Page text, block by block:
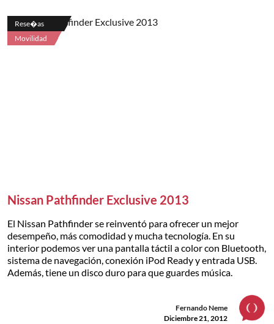
Rese�as
Movilidad
Nissan Pathfinder Exclusive 2013
El Nissan Pathfinder se reinventó para ofrecer un mejor
desempeño, más comodidad y mucha tecnología. En su
interior podemos ver una pantalla táctil a color con Bluetooth,
sistema de navegación, conexión iPod Ready y entrada USB.
Además, tiene un disco duro para que guardes música.
Fernando Neme
Diciembre 21, 2012